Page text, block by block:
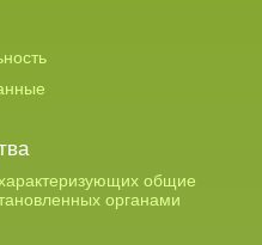
общие
органами